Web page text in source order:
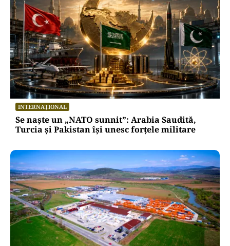
INTERNAȚIONAL
Se naște un „NATO sunnit”: Arabia Saudită,
Turcia și Pakistan își unesc forțele militare